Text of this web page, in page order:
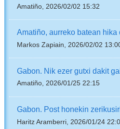
Amatiño, 2026/02/02 15:32
Amatiño, aurreko batean hika
Markos Zapiain, 2026/02/02
Gabon. Nik ezer gutxi dakit
Amatiño, 2026/01/25 22:15
Gabon. Post honekin
Haritz Aramberri, 2026/01/24